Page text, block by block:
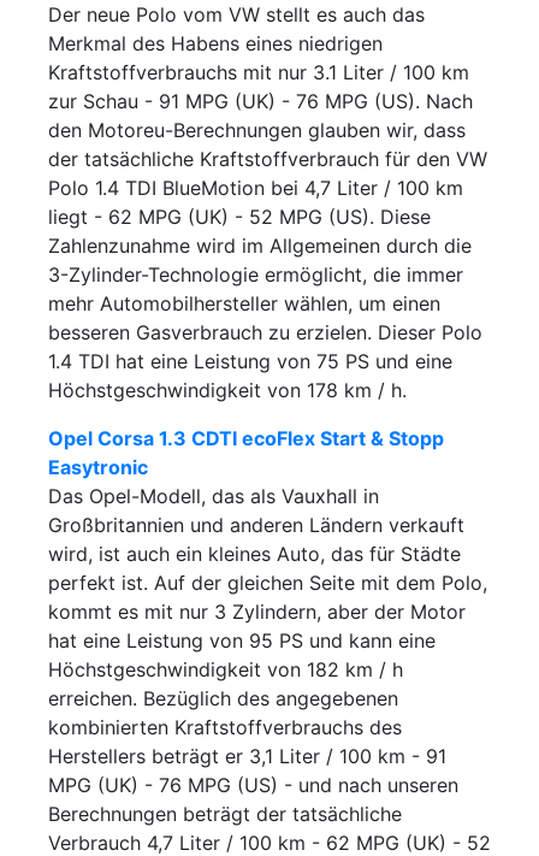
Der neue Polo vom VW stellt es auch das
Merkmal des Habens eines niedrigen
Kraftstoffverbrauchs mit nur 3.1 Liter / 100 km
zur Schau - 91 MPG (UK) - 76 MPG (US). Nach
den Motoreu-Berechnungen glauben wir, dass
der tatsächliche Kraftstoffverbrauch für den VW
Polo 1.4 TDI BlueMotion bei 4,7 Liter / 100 km
liegt - 62 MPG (UK) - 52 MPG (US). Diese
Zahlenzunahme wird im Allgemeinen durch die
3-Zylinder-Technologie ermöglicht, die immer
mehr Automobilhersteller wählen, um einen
besseren Gasverbrauch zu erzielen. Dieser Polo
1.4 TDI hat eine Leistung von 75 PS und eine
Höchstgeschwindigkeit von 178 km / h.
Opel Corsa 1.3 CDTI ecoFlex Start & Stopp
Easytronic
Das Opel-Modell, das als Vauxhall in
Großbritannien und anderen Ländern verkauft
wird, ist auch ein kleines Auto, das für Städte
perfekt ist. Auf der gleichen Seite mit dem Polo,
kommt es mit nur 3 Zylindern, aber der Motor
hat eine Leistung von 95 PS und kann eine
Höchstgeschwindigkeit von 182 km / h
erreichen. Bezüglich des angegebenen
kombinierten Kraftstoffverbrauchs des
Herstellers beträgt er 3,1 Liter / 100 km - 91
MPG (UK) - 76 MPG (US) - und nach unseren
Berechnungen beträgt der tatsächliche
Verbrauch 4,7 Liter / 100 km - 62 MPG (UK) - 52